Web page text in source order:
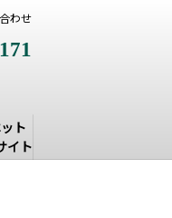
ト
イト
わせ